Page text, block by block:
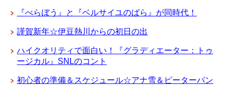
『べらぼう』と『ベルサイユのばら』が同時代！
謹賀新年☆伊豆熱川からの初日の出
ハイクオリティで面白い！『グラディエーター：トゥ
ージカル』SNLのコント
初心者の準備＆スケジュール☆アナ雪＆ピーターパン